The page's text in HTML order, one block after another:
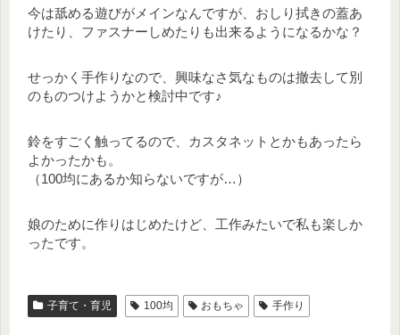
今は舐める遊びがメインなんですが、おしり拭きの蓋あ
けたり、ファスナーしめたりも出来るようになるかな？
せっかく手作りなので、興味なさ気なものは撤去して別
のものつけようかと検討中です♪
鈴をすごく触ってるので、カスタネットとかもあったら
よかったかも。
（100均にあるか知らないですが…）
娘のために作りはじめたけど、工作みたいで私も楽しか
ったです。
子育て・育児 100均 おもちゃ 手作り